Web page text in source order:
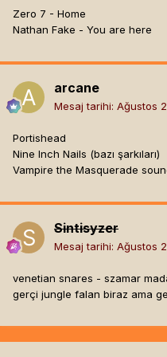
Zero 7 - Home
Nathan Fake - You are here
arcane
Mesaj tarihi: Ağustos
Portishead
Nine Inch Nails (bazı şarkıları)
Vampire the Masquerade
Sintisyzer
Mesaj tarihi: Ağustos
venetian snares - szamar
gerçi jungle falan biraz ama